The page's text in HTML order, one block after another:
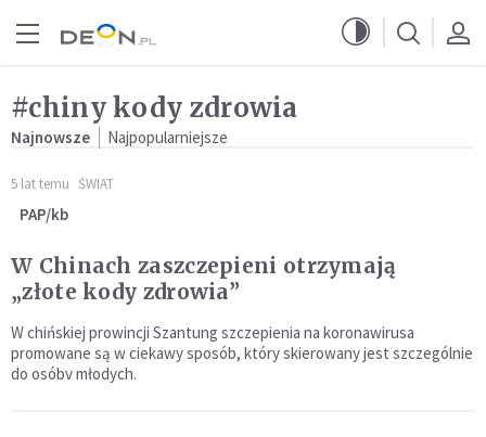
#chiny kody zdrowia
Najnowsze Najpopularniejsze
5 lat temu ŚWIAT
PAP/kb
W Chinach zaszczepieni otrzymają
„złote kody zdrowia”
W chińskiej prowincji Szantung szczepienia na koronawirusa
promowane są w ciekawy sposób, który skierowany jest szczególnie
do osóbv młodych.